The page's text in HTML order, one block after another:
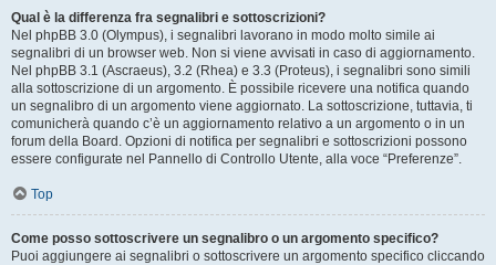
Qual è la differenza fra segnalibri e sottoscrizioni?
Nel phpBB 3.0 (Olympus), i segnalibri lavorano in modo molto simile ai
segnalibri di un browser web. Non si viene avvisati in caso di aggiornamento.
Nel phpBB 3.1 (Ascraeus), 3.2 (Rhea) e 3.3 (Proteus), i segnalibri sono simili
alla sottoscrizione di un argomento. È possibile ricevere una notifica quando
un segnalibro di un argomento viene aggiornato. La sottoscrizione, tuttavia, ti
comunicherà quando c’è un aggiornamento relativo a un argomento o in un
forum della Board. Opzioni di notifica per segnalibri e sottoscrizioni possono
essere configurate nel Pannello di Controllo Utente, alla voce “Preferenze”.
Top
Come posso sottoscrivere un segnalibro o un argomento specifico?
Puoi aggiungere ai segnalibri o sottoscrivere un argomento specifico cliccando